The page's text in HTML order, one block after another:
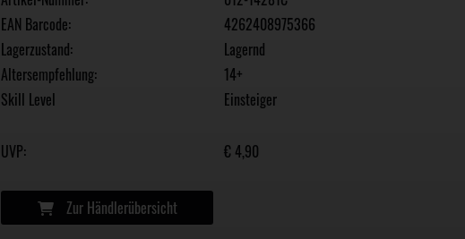
EAN Barcode:
4262408975366
Lagerzustand:
Lagernd
Altersempfehlung:
14+
Skill Level
Einsteiger
UVP: € 4,90
Zur Händlerübersicht